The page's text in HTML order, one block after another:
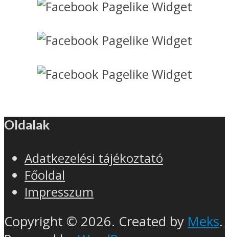
Oldalak
Adatkezelési tájékoztató
Főoldal
Impresszum
Copyright © 2026. Created by Meks.